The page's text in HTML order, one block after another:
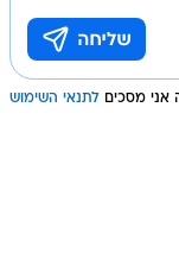
אני מסכים לתנאי השימוש